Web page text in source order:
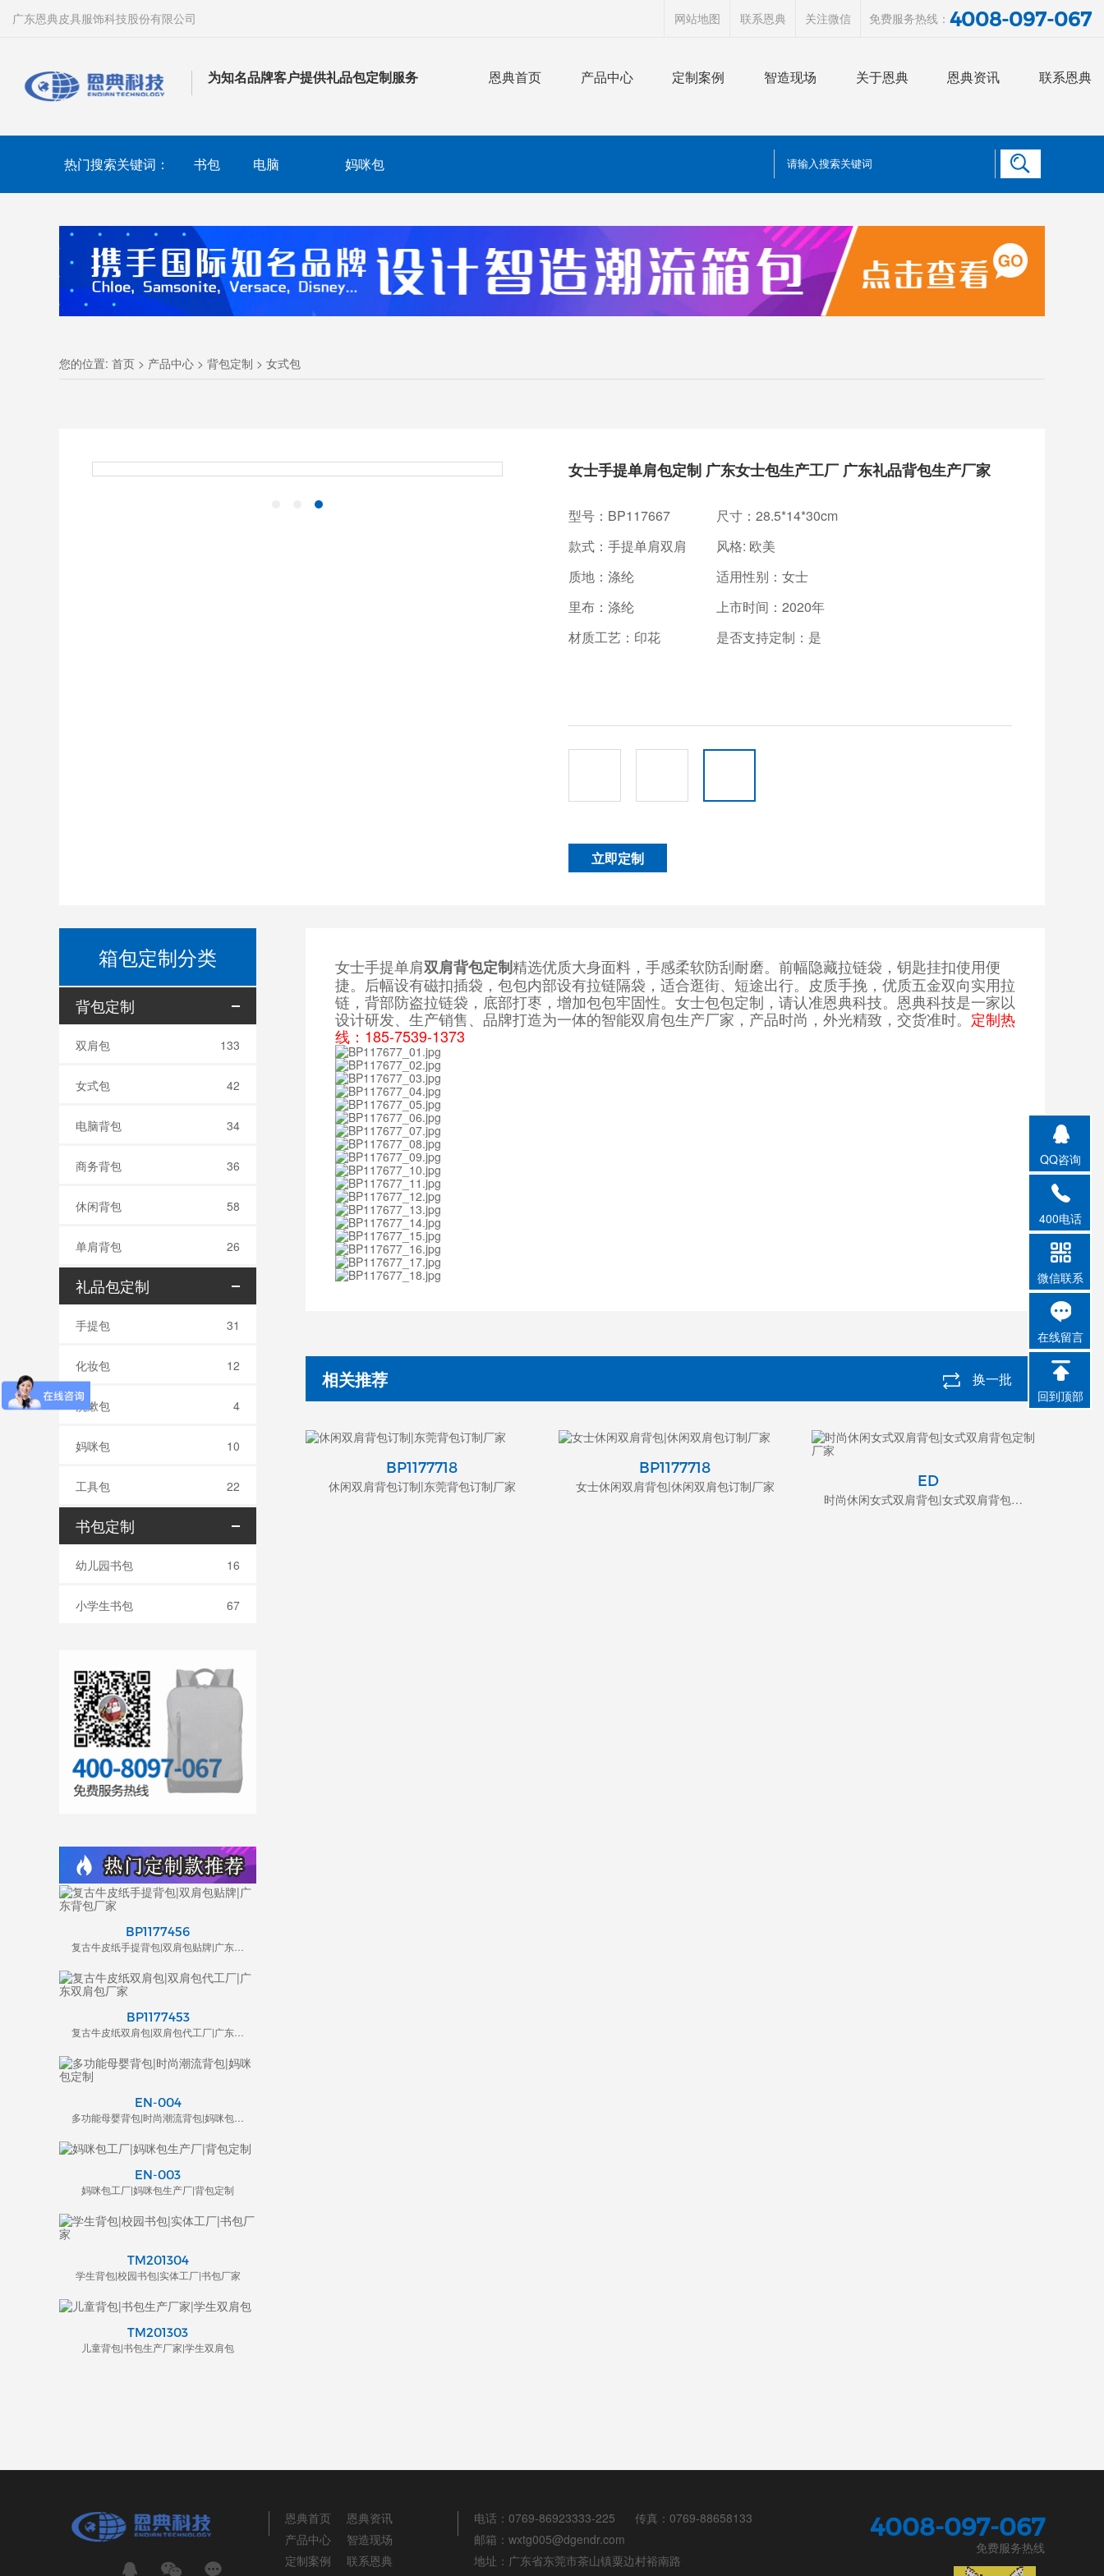
广东恩典皮具服饰科技股份有限公司 网站地图 联系恩典 关注微信 免费服务热线： 4008-097-067
为知名品牌客户提供礼品包定制服务 恩典首页 产品中心 定制案例 智造现场 关于恩典 恩典资讯 联系恩典
热门搜索关键词： 书包 电脑 妈咪包
您的位置: 首页 > 产品中心 > 背包定制 > 女式包
女士手提单肩包定制 广东女士包生产工厂 广东礼品背包生产厂家
型号：BP117667
尺寸：28.5*14*30cm
款式：手提单肩双肩
风格: 欧美
质地：涤纶
适用性别：女士
里布：涤纶
上市时间：2020年
材质工艺：印花
是否支持定制：是
立即定制
箱包定制分类
背包定制
双肩包 133
女式包 42
电脑背包 34
商务背包 36
休闲背包 58
单肩背包 26
礼品包定制
手提包 31
化妆包 12
洗漱包 4
妈咪包 10
工具包 22
书包定制
幼儿园书包 16
小学生书包 67
BP1177456
BP1177453
EN-004
EN-003
妈咪包工厂|妈咪包生产厂|背包定制
TM201304
学生背包|校园书包|实体工厂|书包厂家
TM201303
儿童背包|书包生产厂家|学生双肩包
女士手提单肩双肩背包定制精选优质大身面料，手感柔软防刮耐磨。前幅隐藏拉链袋，钥匙挂扣使用便
捷。后幅设有磁扣插袋，包包内部设有拉链隔袋，适合逛街、短途出行。皮质手挽，优质五金双向实用拉
链，背部防盗拉链袋，底部打枣，增加包包牢固性。女士包包定制，请认准恩典科技。恩典科技是一家以
设计研发、生产销售、品牌打造为一体的智能双肩包生产厂家，产品时尚，外光精致，交货准时。 定制热
线：185-7539-1373
相关推荐 换一批
BP1177718
休闲双肩背包订制|东莞背包订制厂家
BP1177718
女士休闲双肩背包|休闲双肩包订制厂家 ED
时尚休闲女式双肩背包|女式双肩背包定制厂家
恩典首页
恩典资讯
产品中心
智造现场
定制案例
联系恩典
电话：0769-86923333-225
传真：0769-88658133
邮箱：wxtg005@dgendr.com
地址：广东省东莞市茶山镇粟边村裕南路
4008-097-067
免费服务热线
QQ咨询
400电话
微信联系
在线留言
回到顶部